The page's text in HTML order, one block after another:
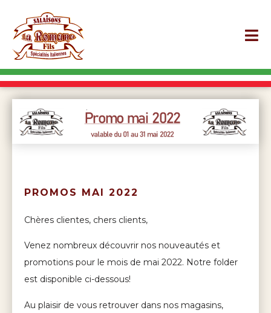
PROMOS MAI 2022
Chères clientes, chers clients,
Venez nombreux découvrir nos nouveautés et
promotions pour le mois de mai 2022. Notre folder
est disponible ci-dessous!
Au plaisir de vous retrouver dans nos magasins,